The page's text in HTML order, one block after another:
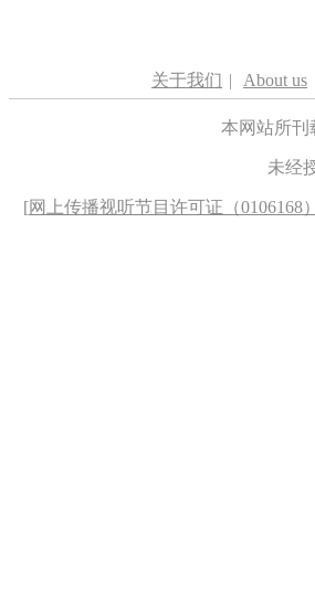
关于我们 | About us
本网站所刊
未经
[网上传播视听节目许可证（0106168）